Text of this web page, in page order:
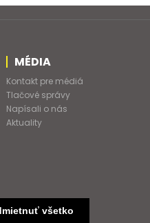
všetko
MÉDIA
Kontakt pre médiá
Tlačové správy
Napísali o nás
Aktuality